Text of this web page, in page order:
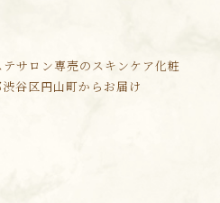
サロン専売のスキンケア化粧
谷区円山町からお届け